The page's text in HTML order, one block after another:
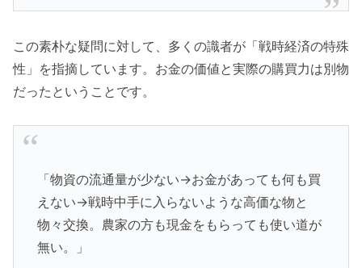
この素朴な疑問に対して、多くの識者が「戦時経済の特殊
性」を指摘しています。お金の価値と実際の購買力は別物
だったということです。
「物資の流通量が少ない→お金があっても何も買
えない→戦時中手に入らないような高価な物と
物々交換。農家の方も現金をもらっても使い道が
無い。」